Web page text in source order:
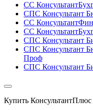
СС
СПС Консультант
СС
СС
СПС Консультант
СПС Консультант
Проф
СПС Консультант
Купить КонсультантПлюс